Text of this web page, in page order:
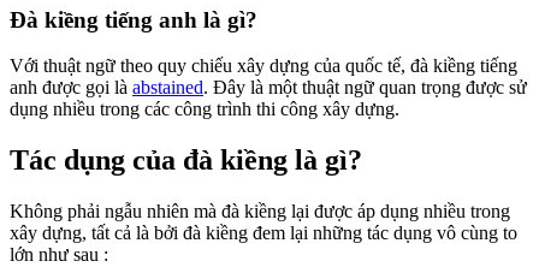
Đà kiềng tiếng anh là gì?
Với thuật ngữ theo quy chiếu xây dựng của quốc tế, đà kiềng tiếng
anh được gọi là abstained. Đây là một thuật ngữ quan trọng được sử
dụng nhiều trong các công trình thi công xây dựng.
Tác dụng của đà kiềng là gì?
Không phải ngẫu nhiên mà đà kiềng lại được áp dụng nhiều trong
xây dựng, tất cả là bởi đà kiềng đem lại những tác dụng vô cùng to
lớn như sau :